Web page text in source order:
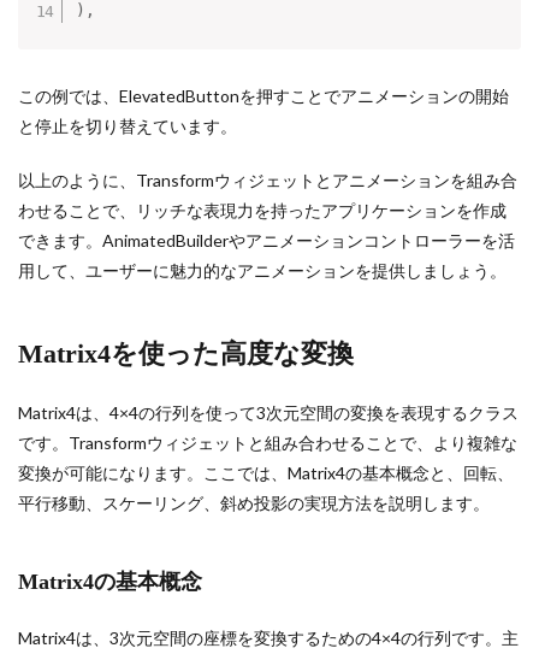
) ,
この例では、ElevatedButtonを押すことでアニメーションの開始
と停止を切り替えています。
以上のように、Transformウィジェットとアニメーションを組み合
わせることで、リッチな表現力を持ったアプリケーションを作成
できます。AnimatedBuilderやアニメーションコントローラーを活
用して、ユーザーに魅力的なアニメーションを提供しましょう。
Matrix4を使った高度な変換
Matrix4は、4×4の行列を使って3次元空間の変換を表現するクラス
です。Transformウィジェットと組み合わせることで、より複雑な
変換が可能になります。ここでは、Matrix4の基本概念と、回転、
平行移動、スケーリング、斜め投影の実現方法を説明します。
Matrix4の基本概念
Matrix4は、3次元空間の座標を変換するための4×4の行列です。主